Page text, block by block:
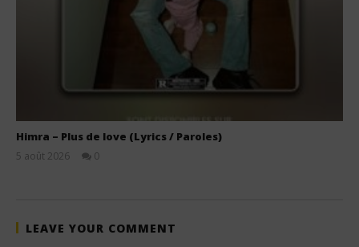
Himra – Plus de love (Lyrics / Paroles)
5 août 2026
0
LEAVE YOUR COMMENT